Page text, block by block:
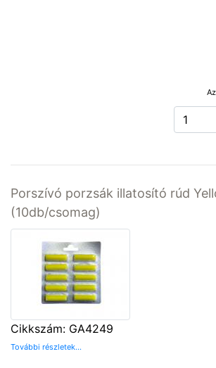
Porszívó porzsák illatosító rúd
(10db/csomag)
Cikkszám: GA4249
További részletek...